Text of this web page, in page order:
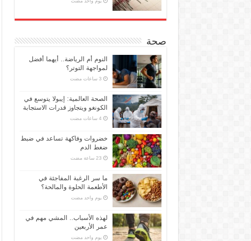
صحة
النوم أم الرياضة.. أيهما أفضل
لمواجهة التوتر؟
الصحة العالمية: إيبولا يتوسع في
الكونغو ويتجاوز قدرات الاستجابة
خضروات وفاكهة تساعد في ضبط
ضغط الدم
ما سر الرغبة المفاجئة في
الأطعمة الحلوة والمالحة؟
‏يوم واحد مضت
لهذه الأسباب.. المشي مهم في
عمر الأربعين
‏يوم واحد مضت